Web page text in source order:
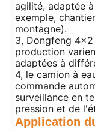
agilité, adaptée
exemple,
montagne).
3, Dongfeng 4x2
production
adaptées à
4, le camion à
commande
surveillance en
pression et de
Application